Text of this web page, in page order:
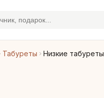
Табуреты Низкие табуреты